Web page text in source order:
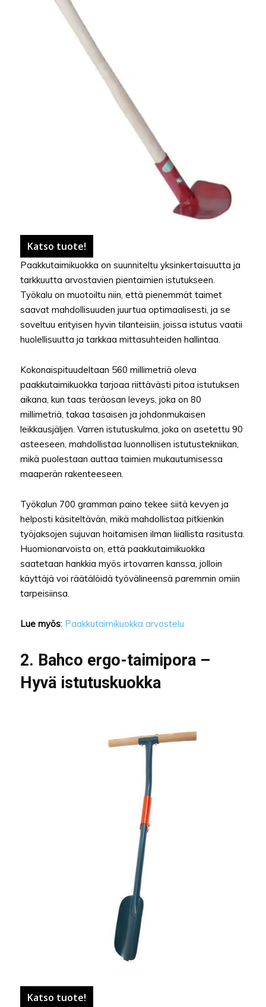
Katso tuote!
Paakkutaimikuokka on suunniteltu yksinkertaisuutta ja
tarkkuutta arvostavien pientaimien istutukseen.
Työkalu on muotoiltu niin, että pienemmät taimet
saavat mahdollisuuden juurtua optimaalisesti, ja se
soveltuu erityisen hyvin tilanteisiin, joissa istutus vaatii
huolellisuutta ja tarkkaa mittasuhteiden hallintaa.
Kokonaispituudeltaan 560 millimetriä oleva
paakkutaimikuokka tarjoaa riittävästi pitoa istutuksen
aikana, kun taas teräosan leveys, joka on 80
millimetriä, takaa tasaisen ja johdonmukaisen
leikkausjäljen. Varren istutuskulma, joka on asetettu 90
asteeseen, mahdollistaa luonnollisen istutustekniikan,
mikä puolestaan auttaa taimien mukautumisessa
maaperän rakenteeseen.
Työkalun 700 gramman paino tekee siitä kevyen ja
helposti käsiteltävän, mikä mahdollistaa pitkienkin
työjaksojen sujuvan hoitamisen ilman liiallista rasitusta.
Huomionarvoista on, että paakkutaimikuokka
saatetaan hankkia myös irtovarren kanssa, jolloin
käyttäjä voi räätälöidä työvälineensä paremmin omiin
tarpeisiinsa.
Lue myös: Paakkutaimikuokka arvostelu
2. Bahco ergo-taimipora –
Hyvä istutuskuokka
Katso tuote!